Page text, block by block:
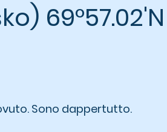
69°57.02'N
Sono dappertutto.